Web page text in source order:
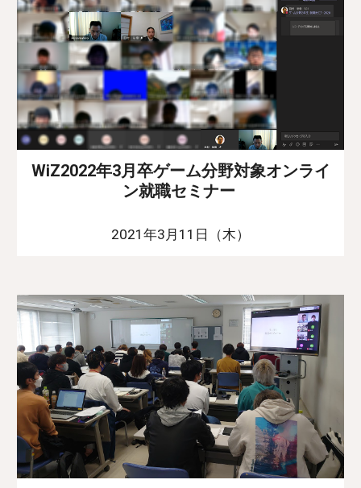
WiZ2022年3月卒ゲーム分野対象オンライ
ン就職セミナー
2021年3月11日（木）